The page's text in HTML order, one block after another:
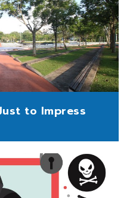
to Impress